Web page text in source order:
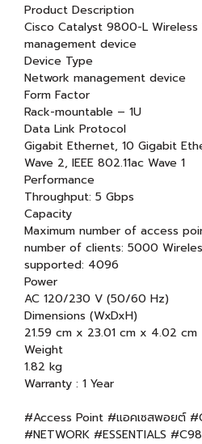
Product Description
Cisco Catalyst 9800-L
management device
Device Type
Network management device
Form Factor
Rack-mountable – 1U
Data Link Protocol
Gigabit Ethernet, 10 Gigabit
Wave 2, IEEE 802.11ac Wave 1
Performance
Throughput: 5 Gbps
Capacity
Maximum number of access
number of clients: 5000
supported: 4096
Power
AC 120/230 V (50/60 Hz)
Dimensions (WxDxH)
21.59 cm x 23.01 cm x 4.02 cm
Weight
1.82 kg
Warranty : 1 Year
#Access Point #แอคเซสพอยต์
#NETWORK #ESSENTIALS